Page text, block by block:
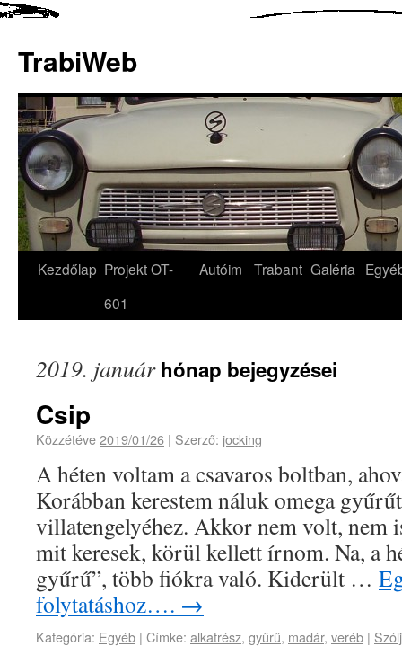
TrabiWeb
Kezdőlap Projekt OT-
601
Autóim Trabant Galéria
2019. januárhónap bejegyzései
Csip
Közzétéve2019/01/26 | Szerző: jocking
A héten voltam a csavaros boltban,
Korábban kerestem náluk omega
villatengelyéhez. Akkor nem volt, nem
mit keresek, körül kellett írnom. Na, a
gyűrű”, több fiókra való. Kiderült …
folytatáshoz…. →
Kategória: Egyéb | Címke: alkatrész, gyűrű, madár, veréb |